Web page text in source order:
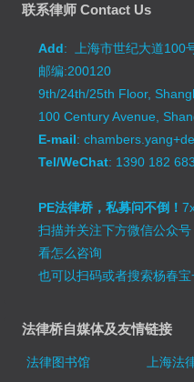
联系律师 Contact Us
Add: 上海市世纪大道100
邮编:200120
9th/24th/25th Floor,
100 Century Avenue,
E-mail:
Tel/WeChat: 1390 182
PE法律桥，私募问不倒！
扫描并关注下方微信公众号
看怎么咨询
也可以扫码或者搜索杨春
法律桥自媒体及友情链接
法律图书馆 上海法